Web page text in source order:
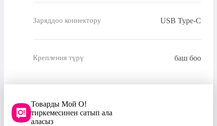
Заряддоо коннектору USB Type-C
Крепления түрү баш боо
Товарды Мой О!
тиркемесинен сатып ала
аласыз